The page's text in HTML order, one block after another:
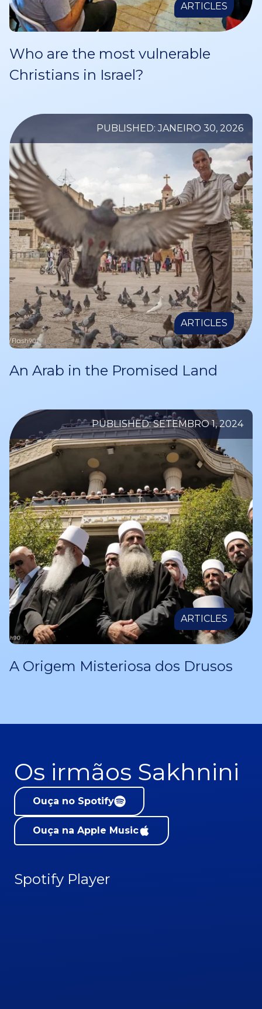
ARTICLES
Who are the most vulnerable
Christians in Israel?
PUBLISHED: JANEIRO 30, 2026
ARTICLES
An Arab in the Promised Land
PUBLISHED: SETEMBRO 1, 2024
ARTICLES
A Origem Misteriosa dos Drusos
Os irmãos Sakhnini
Ouça no Spotify
Ouça na Apple Music
Spotify Player